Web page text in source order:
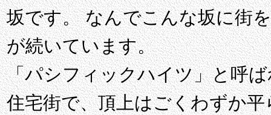
坂です。 なんでこんな坂に街
が続いています。
「パシフィックハイツ」と呼
住宅街で、頂上はごくわずか